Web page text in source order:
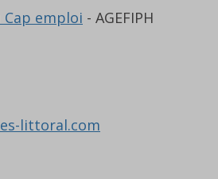
Cap emploi - AGEFIPH
littoral.com